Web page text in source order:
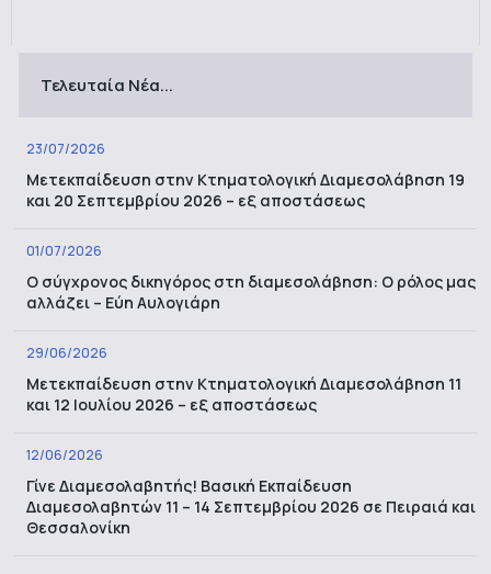
Τελευταία Νέα...
23/07/2026
Μετεκπαίδευση στην Κτηματολογική Διαμεσολάβηση 19
και 20 Σεπτεμβρίου 2026 – εξ αποστάσεως
01/07/2026
Ο σύγχρονος δικηγόρος στη διαμεσολάβηση: Ο ρόλος μας
αλλάζει – Εύη Αυλογιάρη
29/06/2026
Μετεκπαίδευση στην Κτηματολογική Διαμεσολάβηση 11
και 12 Ιουλίου 2026 – εξ αποστάσεως
12/06/2026
Γίνε Διαμεσολαβητής! Βασική Εκπαίδευση
Διαμεσολαβητών 11 – 14 Σεπτεμβρίου 2026 σε Πειραιά και
Θεσσαλονίκη